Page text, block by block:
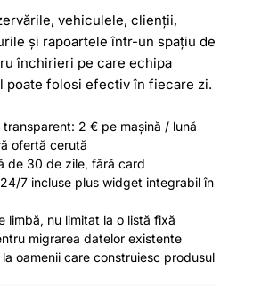
vehiculele, clienții,
și rapoartele într-un spațiu de
închirieri pe care echipa
poate folosi efectiv în fiecare zi.
2 € pe mașină / lună
ofertă cerută
de 30 de zile, fără card
7 incluse plus widget integrabil în
limbă, nu limitat la o listă fixă
migrarea datelor existente
oamenii care construiesc produsul